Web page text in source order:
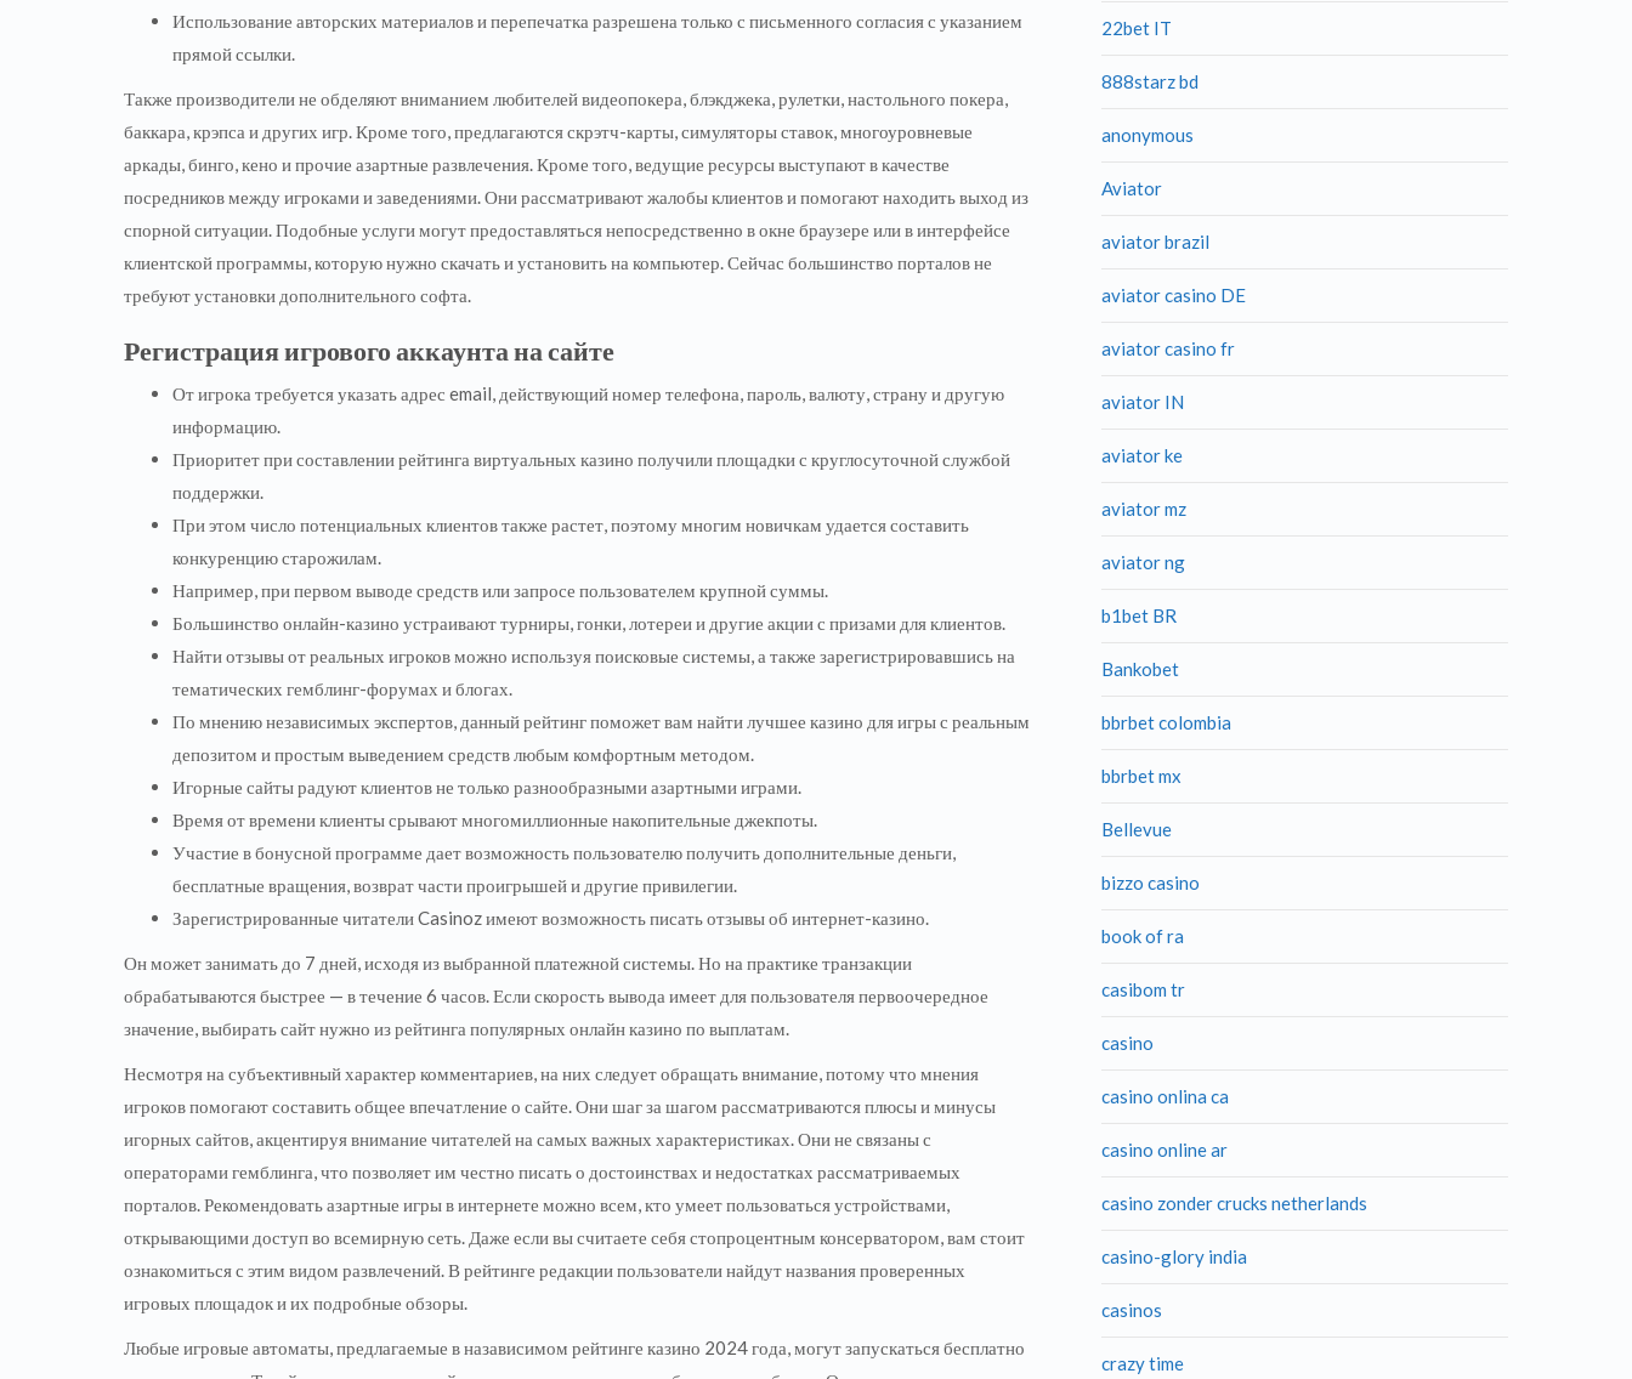
Использование авторских материалов и перепечатка разрешена только с письменного согласия с указанием
прямой ссылки.
Также производители не обделяют вниманием любителей видеопокера, блэкджека, рулетки, настольного покера,
баккара, крэпса и других игр. Кроме того, предлагаются скрэтч-карты, симуляторы ставок, многоуровневые
аркады, бинго, кено и прочие азартные развлечения. Кроме того, ведущие ресурсы выступают в качестве
посредников между игроками и заведениями. Они рассматривают жалобы клиентов и помогают находить выход из
спорной ситуации. Подобные услуги могут предоставляться непосредственно в окне браузере или в интерфейсе
клиентской программы, которую нужно скачать и установить на компьютер. Сейчас большинство порталов не
требуют установки дополнительного софта.
Регистрация игрового аккаунта на сайте
От игрока требуется указать адрес email, действующий номер телефона, пароль, валюту, страну и другую
информацию.
Приоритет при составлении рейтинга виртуальных казино получили площадки с круглосуточной службой
поддержки.
При этом число потенциальных клиентов также растет, поэтому многим новичкам удается составить
конкуренцию старожилам.
Например, при первом выводе средств или запросе пользователем крупной суммы.
Большинство онлайн-казино устраивают турниры, гонки, лотереи и другие акции с призами для клиентов.
Найти отзывы от реальных игроков можно используя поисковые системы, а также зарегистрировавшись на
тематических гемблинг-форумах и блогах.
По мнению независимых экспертов, данный рейтинг поможет вам найти лучшее казино для игры с реальным
депозитом и простым выведением средств любым комфортным методом.
Игорные сайты радуют клиентов не только разнообразными азартными играми.
Время от времени клиенты срывают многомиллионные накопительные джекпоты.
Участие в бонусной программе дает возможность пользователю получить дополнительные деньги,
бесплатные вращения, возврат части проигрышей и другие привилегии.
Зарегистрированные читатели Casinoz имеют возможность писать отзывы об интернет-казино.
Он может занимать до 7 дней, исходя из выбранной платежной системы. Но на практике транзакции
обрабатываются быстрее — в течение 6 часов. Если скорость вывода имеет для пользователя первоочередное
значение, выбирать сайт нужно из рейтинга популярных онлайн казино по выплатам.
Несмотря на субъективный характер комментариев, на них следует обращать внимание, потому что мнения
игроков помогают составить общее впечатление о сайте. Они шаг за шагом рассматриваются плюсы и минусы
игорных сайтов, акцентируя внимание читателей на самых важных характеристиках. Они не связаны с
операторами гемблинга, что позволяет им честно писать о достоинствах и недостатках рассматриваемых
порталов. Рекомендовать азартные игры в интернете можно всем, кто умеет пользоваться устройствами,
открывающими доступ во всемирную сеть. Даже если вы считаете себя стопроцентным консерватором, вам стоит
ознакомиться с этим видом развлечений. В рейтинге редакции пользователи найдут названия проверенных
игровых площадок и их подробные обзоры.
Любые игровые автоматы, предлагаемые в назависимом рейтинге казино 2024 года, могут запускаться бесплатно
22bet IT
888starz bd
anonymous
Aviator
aviator brazil
aviator casino DE
aviator casino fr
aviator IN
aviator ke
aviator mz
aviator ng
b1bet BR
Bankobet
bbrbet colombia
bbrbet mx
Bellevue
bizzo casino
book of ra
casibom tr
casino
casino onlina ca
casino online ar
casino zonder crucks netherlands
casino-glory india
casinos
crazy time